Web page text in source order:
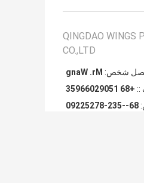
QINGDAO WINGS
CO.,LTD
شخص: Mr. Wang
::
+86 15092066953
86--532-87252290